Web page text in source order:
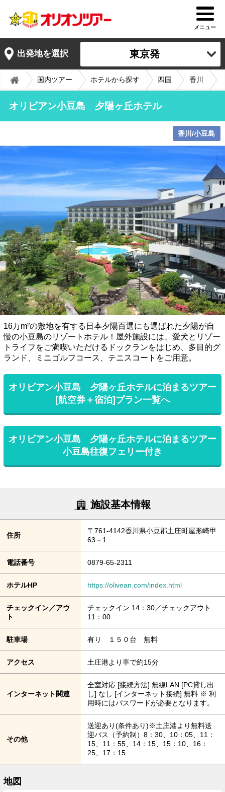
メニュー
出発地を選択 東京発
国内ツアー ホテルから探す 四国 香川
オリビアン小豆島 夕陽ヶ丘ホテル
香川/小豆島
16万m²の敷地を有する日本夕陽百選にも選ばれた夕陽が自
慢の小豆島のリゾートホテル！屋外施設には、愛犬とリゾー
トライフをご満喫いただけるドックランをはじめ、多目的グ
ランド、ミニゴルフコース、テニスコートをご用意。
オリビアン小豆島 夕陽ヶ丘ホテルに泊まるツアー
[航空券＋宿泊]プラン一覧へ
オリビアン小豆島 夕陽ヶ丘ホテルに泊まるツアー
小豆島往復フェリー付き
施設基本情報
住所
〒761-4142香川県小豆郡土庄町屋形崎甲
63－1
電話番号 0879-65-2311
ホテルHP https://olivean.com/index.html
チェックイン／アウ
ト
チェックイン 14：30／チェックアウト
11：00
駐車場 有り １５０台 無料
アクセス 土庄港より車で約15分
インターネット関連
全室対応 [接続方法] 無線LAN [PC貸し出
し] なし [インターネット接続] 無料 ※ 利
用時にはパスワードが必要となります。
その他
送迎あり(条件あり)※土庄港より無料送
迎バス（予約制）8：30、10：05、11：
15、11：55、14：15、15：10、16：
25、17：15
地図